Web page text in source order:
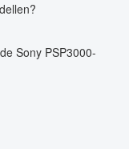
Sony PSP3000-